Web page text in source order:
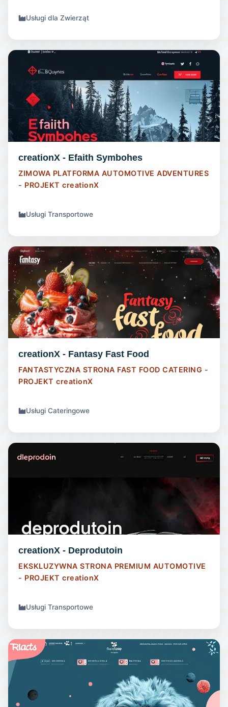
Usługi dla Zwierząt
STRONA INTERNETOWA
creationX - Efaith Symbohes
ZIMOWA PLATFORMA AUTOMOTIVE ADVENTURES
- PROJEKT creationX
Usługi Transportowe
STRONA INTERNETOWA
creationX - Fantasy Fast Food
FANTASTYCZNA STRONA FAST FOOD CATERING -
PROJEKT creationX
Usługi Cateringowe
creationX - Deprodutoin
EKSKLUZYWNA STRONA PREMIUM AUTOMOTIVE
- PROJEKT creationX
Usługi Transportowe
STRONA INTERNETOWA